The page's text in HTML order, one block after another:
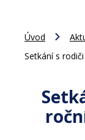
Úvod
Setkání s